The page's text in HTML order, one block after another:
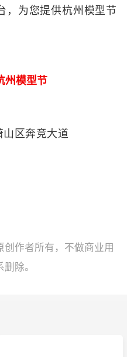
，为您提供杭州模型节
州模型节
区奔竞大道
作者所有，不做商业用
除。